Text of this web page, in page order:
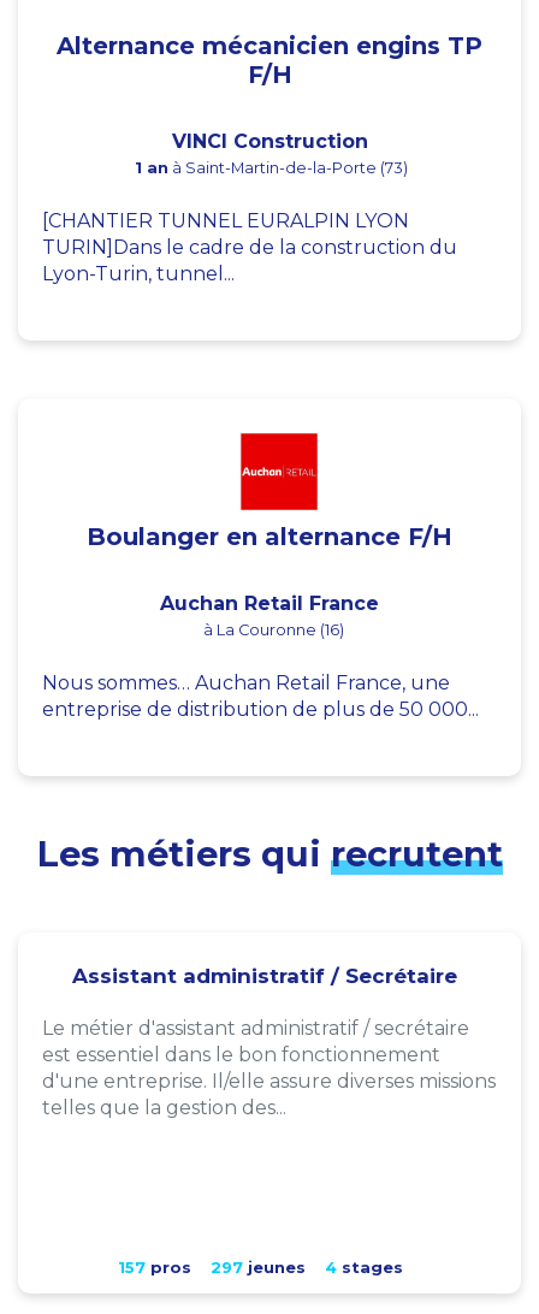
Alternance mécanicien engins TP
F/H
VINCI Construction
1 an à Saint-Martin-de-la-Porte (73)
[CHANTIER TUNNEL EURALPIN LYON
TURIN]Dans le cadre de la construction du
Lyon-Turin, tunnel...
Boulanger en alternance F/H
Auchan Retail France
à La Couronne (16)
Nous sommes… Auchan Retail France, une
entreprise de distribution de plus de 50 000...
Les métiers qui recrutent
Assistant administratif / Secrétaire
Le métier d'assistant administratif / secrétaire
est essentiel dans le bon fonctionnement
d'une entreprise. Il/elle assure diverses missions
telles que la gestion des...
157pros 297jeunes 4stages